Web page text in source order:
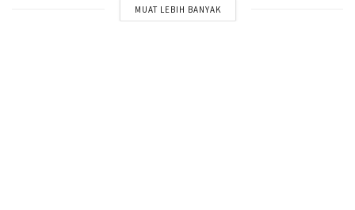
MUAT LEBIH BANYAK